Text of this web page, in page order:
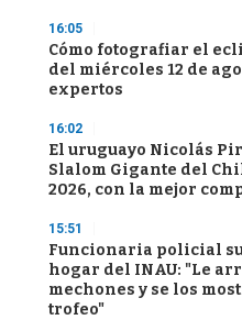
16:05
Cómo fotografiar el
del miércoles 12 de
expertos
16:02
El uruguayo Nicolás
Slalom Gigante del
2026, con la mejor
15:51
Funcionaria policial
hogar del INAU: "Le
mechones y se los
trofeo"